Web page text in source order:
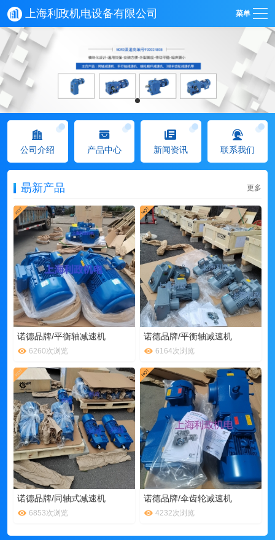
上海利政机电设备有限公司 菜单
公司介绍 产品中心 新闻资讯 联系我们
朂新产品 更多
诺德品牌/平衡轴减速机
6260次浏览
诺德品牌/平衡轴减速机
6164次浏览
诺德品牌/同轴式减速机
6853次浏览
诺德品牌/伞齿轮减速机
4232次浏览